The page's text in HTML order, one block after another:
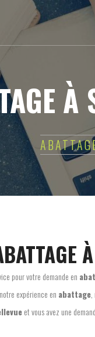
À
pour votre demande en
expérience en abattage,
et vous avez une